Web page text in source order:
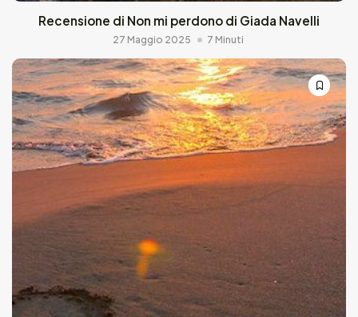
Recensione di Non mi perdono di Giada Navelli
27 Maggio 2025 7 Minuti